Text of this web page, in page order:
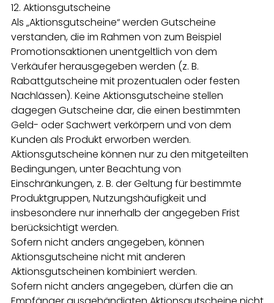
12. Aktionsgutscheine
Als „Aktionsgutscheine“ werden Gutscheine
verstanden, die im Rahmen von zum Beispiel
Promotionsaktionen unentgeltlich von dem
Verkäufer herausgegeben werden (z. B.
Rabattgutscheine mit prozentualen oder festen
Nachlässen). Keine Aktionsgutscheine stellen
dagegen Gutscheine dar, die einen bestimmten
Geld- oder Sachwert verkörpern und von dem
Kunden als Produkt erworben werden.
Aktionsgutscheine können nur zu den mitgeteilten
Bedingungen, unter Beachtung von
Einschränkungen, z. B. der Geltung für bestimmte
Produktgruppen, Nutzungshäufigkeit und
insbesondere nur innerhalb der angegeben Frist
berücksichtigt werden.
Sofern nicht anders angegeben, können
Aktionsgutscheine nicht mit anderen
Aktionsgutscheinen kombiniert werden.
Sofern nicht anders angegeben, dürfen die an